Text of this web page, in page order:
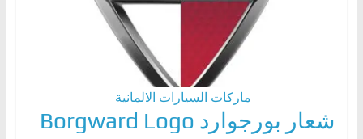
ماركات السيارات الالمانية
شعار بورجوارد Borgward Logo